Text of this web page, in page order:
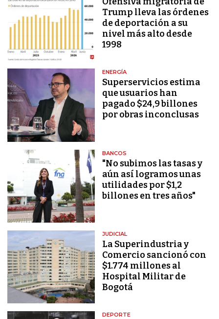
Trump lleva las órdenes
de deportación a su
nivel más alto desde
1998
ENERGÍA
Superservicios estima
que usuarios han
pagado $24,9 billones
por obras inconclusas
BANCOS
"No subimos las tasas y
aún así logramos unas
utilidades por $1,2
billones en tres años"
JUDICIAL
La Superindustria y
Comercio sancionó con
$1.774 millones al
Hospital Militar de
Bogotá
DEPORTE